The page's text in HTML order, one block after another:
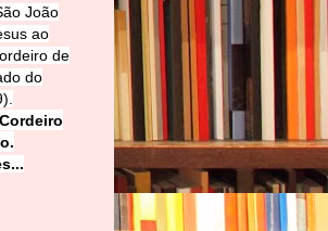
João
ao
de
do